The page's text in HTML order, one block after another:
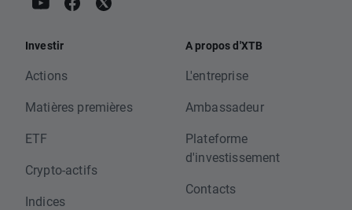
Investir
Actions
Matières premières
ETF
Crypto-actifs
Indices
A propos d'XTB
L'entreprise
Ambassadeur
Plateforme
d'investissement
Contacts